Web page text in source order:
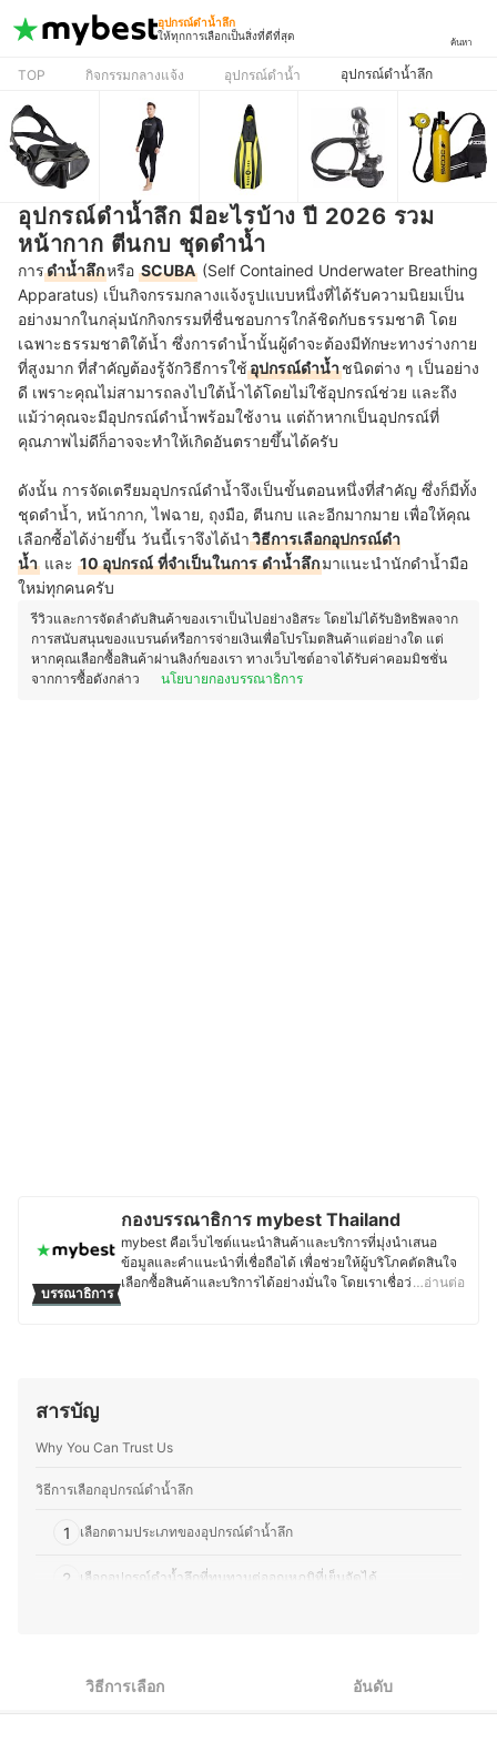
อุปกรณ์ดําน้ำลึก
ให้ทุกการเลือกเป็นสิ่งที่ดีที่สุด
ค้นหา
TOP กิจกรรมกลางแจ้ง อุปกรณ์ดำน้ำ อุปกรณ์ดําน้ำลึก
อุปกรณ์ดําน้ำลึก มีอะไรบ้าง ปี 2026 รวม
หน้ากาก ตีนกบ ชุดดำน้ำ
การดำน้ำลึกหรือ SCUBA (Self Contained Underwater Breathing
Apparatus) เป็นกิจกรรมกลางแจ้งรูปแบบหนึ่งที่ได้รับความนิยมเป็น
อย่างมากในกลุ่มนักกิจกรรมที่ชื่นชอบการใกล้ชิดกับธรรมชาติ โดย
เฉพาะธรรมชาติใต้น้ำ ซึ่งการดำน้ำนั้นผู้ดำจะต้องมีทักษะทางร่างกาย
ที่สูงมาก ที่สำคัญต้องรู้จักวิธีการใช้อุปกรณ์ดำน้ำชนิดต่าง ๆ เป็นอย่าง
ดี เพราะคุณไม่สามารถลงไปใต้น้ำได้โดยไม่ใช้อุปกรณ์ช่วย และถึง
แม้ว่าคุณจะมีอุปกรณ์ดำน้ำพร้อมใช้งาน แต่ถ้าหากเป็นอุปกรณ์ที่
คุณภาพไม่ดีก็อาจจะทำให้เกิดอันตรายขึ้นได้ครับ
ดังนั้น การจัดเตรียมอุปกรณ์ดำน้ำจึงเป็นขั้นตอนหนึ่งที่สำคัญ ซึ่งก็มีทั้ง
ชุดดำน้ำ, หน้ากาก, ไฟฉาย, ถุงมือ, ตีนกบ และอีกมากมาย เพื่อให้คุณ
เลือกซื้อได้ง่ายขึ้น วันนี้เราจึงได้นำวิธีการเลือกอุปกรณ์ดำ
น้ำ และ 10 อุปกรณ์ ที่จำเป็นในการ ดำน้ำลึกมาแนะนำนักดำน้ำมือ
ใหม่ทุกคนครับ
รีวิวและการจัดลำดับสินค้าของเราเป็นไปอย่างอิสระ โดยไม่ได้รับอิทธิพลจาก
การสนับสนุนของแบรนด์หรือการจ่ายเงินเพื่อโปรโมตสินค้าแต่อย่างใด แต่
หากคุณเลือกซื้อสินค้าผ่านลิงก์ของเรา ทางเว็บไซต์อาจได้รับค่าคอมมิชชั่น
จากการซื้อดังกล่าว
นโยบายกองบรรณาธิการ
บรรณาธิการ
กองบรรณาธิการ mybest Thailand
mybest คือเว็บไซต์แนะนำสินค้าและบริการที่มุ่งนำเสนอ
ข้อมูลและคำแนะนำที่เชื่อถือได้ เพื่อช่วยให้ผู้บริโภคตัดสินใจ
เลือกซื้อสินค้าและบริการได้อย่างมั่นใจ โดยเราเชื่อว่าการ
รายละเอียดของผลิตภัณฑ์แต่ละประเภท ตั้งแต่การเปรียบ
เพราะเราเข้าใจว่าความต้องการของผู้บริโภคมีความหลาก
โจทย์การใช้งานในชีวิตประจำวันมากที่สุด
ประวัติของ กองบรรณาธิการ mybest Thailand
…อ่านต่อ
สารบัญ
Why You Can Trust Us
วิธีการเลือกอุปกรณ์ดําน้ำลึก
1 เลือกตามประเภทของอุปกรณ์ดําน้ำลึก
2 เลือกอุปกรณ์ดําน้ำลึกที่ทนทานต่ออุณหภูมิที่เย็นจัดได้
เลือกอุปกรณ์ดําน้ำลึกที่ได้มาตรฐาน ใช้งานได้อย่างปลอดภัย
วิธีการเลือก อันดับ